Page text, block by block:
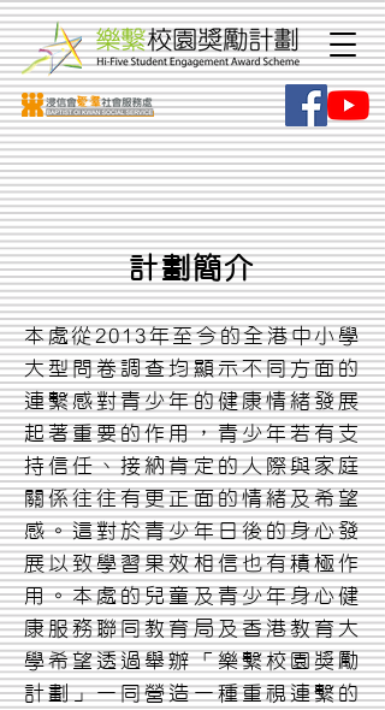
計劃簡介
本處從2013年至今的全港中小學
大型問卷調查均顯示不同方面的
連繫感對青少年的健康情緒發展
起著重要的作用，青少年若有支
持信任、接納肯定的人際與家庭
關係往往有更正面的情緒及希望
感。這對於青少年日後的身心發
展以致學習果效相信也有積極作
用。本處的兒童及青少年身心健
康服務聯同教育局及香港教育大
學希望透過舉辦「樂繫校園獎勵
計劃」一同營造一種重視連繫的